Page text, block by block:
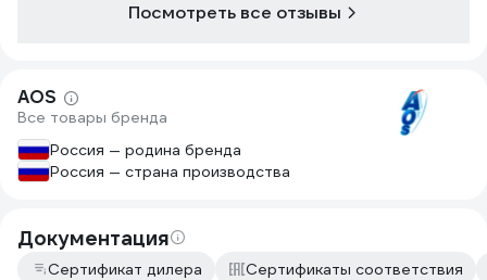
Посмотреть все отзывы
AOS
Все товары бренда
Россия — родина бренда
Россия — страна производства
Документация
Сертификат дилера Сертификаты соответствия